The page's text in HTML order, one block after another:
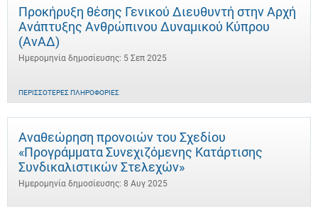
Προκήρυξη θέσης Γενικού Διευθυντή στην Αρχή
Ανάπτυξης Ανθρώπινου Δυναμικού Κύπρου
(ΑνΑΔ)
Ημερομηνία δημοσίευσης: 5 Σεπ 2025
ΠΕΡΙΣΣΌΤΕΡΕΣ ΠΛΗΡΟΦΟΡΊΕΣ
Αναθεώρηση προνοιών του Σχεδίου
«Προγράμματα Συνεχιζόμενης Κατάρτισης
Συνδικαλιστικών Στελεχών»
Ημερομηνία δημοσίευσης: 8 Αυγ 2025